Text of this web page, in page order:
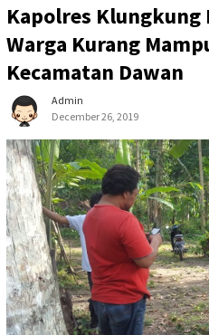
Kapolres
Warga Kurang
Kecamatan Dawan
Admin
December 26, 2019